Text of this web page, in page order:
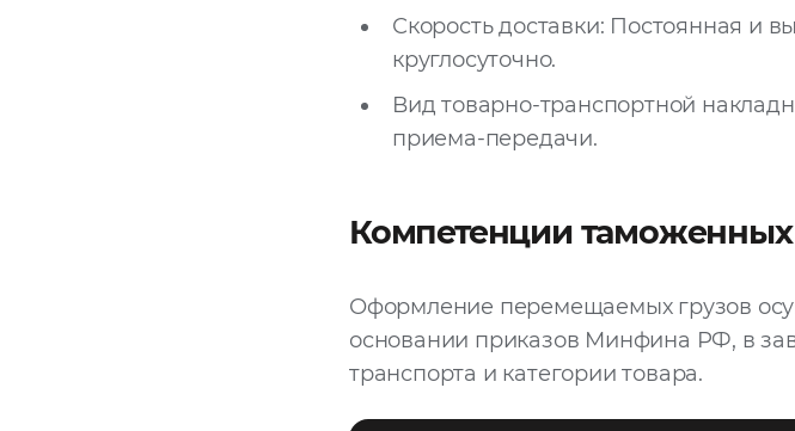
Скорость доставки: Постоянная и
круглосуточно.
Вид товарно-транспортной
приема-передачи.
Компетенции таможенных
Оформление перемещаемых грузов
основании приказов Минфина РФ, в
транспорта и категории товара.